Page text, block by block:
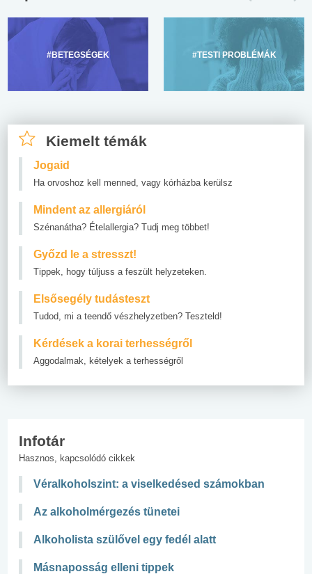
#BETEGSÉGEK #TESTI PROBLÉMÁK
Kiemelt témák
Jogaid
Ha orvoshoz kell menned, vagy kórházba kerülsz
Mindent az allergiáról
Szénanátha? Ételallergia? Tudj meg többet!
Győzd le a stresszt!
Tippek, hogy túljuss a feszült helyzeteken.
Elsősegély tudásteszt
Tudod, mi a teendő vészhelyzetben? Teszteld!
Kérdések a korai terhességről
Aggodalmak, kételyek a terhességről
Infotár
Hasznos, kapcsolódó cikkek
Véralkoholszint: a viselkedésed számokban
Az alkoholmérgezés tünetei
Alkoholista szülővel egy fedél alatt
Másnaposság elleni tippek